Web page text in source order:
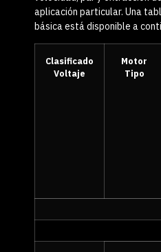
aplicación particular. Una
básica está disponible a
Clasificado
Voltaje
Motor
Tipo